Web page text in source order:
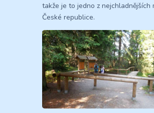
takže je to jedno z nejchladnějších
České republice.